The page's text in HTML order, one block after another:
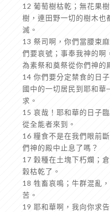
12 葡萄樹枯乾；無花果
樹，連田野一切的樹木也
滅。
13 祭司啊，你們當腰束
們要哀號；事奉我神的啊
為素祭和奠祭從你們神的
14 你們要分定禁食的日
國中的一切居民到耶和
求。
15 哀哉！耶和華的日子
從全能者來到。
16 糧食不是在我們眼前
們神的殿中止息了嗎？
17 穀種在土塊下朽爛；
穀枯乾了。
18 牲畜哀鳴；牛群混亂
苦。
19 耶和華啊，我向你求